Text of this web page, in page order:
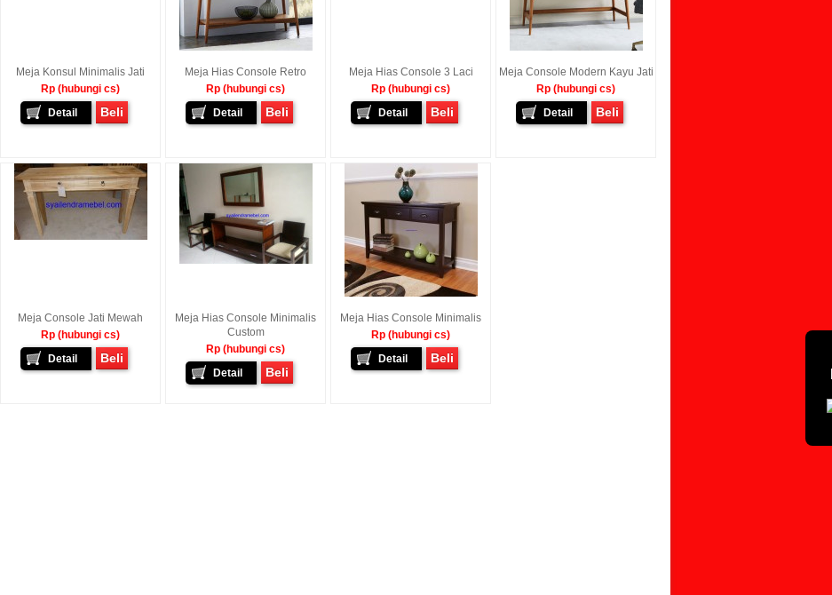
Meja Konsul Minimalis Jati
Rp (hubungi cs)
Detail
Beli
Meja Hias Console Retro
Rp (hubungi cs)
Detail
Beli
Meja Hias Console 3 Laci
Rp (hubungi cs)
Detail
Beli
Meja Console Modern Kayu Jati
Rp (hubungi cs)
Detail
Beli
Meja Console Jati Mewah
Rp (hubungi cs)
Detail
Beli
Meja Hias Console Minimalis
Custom
Rp (hubungi cs)
Detail
Beli
Meja Hias Console Minimalis
Rp (hubungi cs)
Detail
Beli